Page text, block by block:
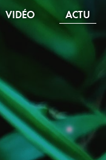
VIDÉO ACTU